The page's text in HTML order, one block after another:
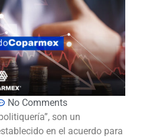
No Comments
son un
en el acuerdo para